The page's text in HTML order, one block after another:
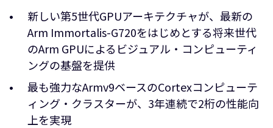
CB1 9NJ
Tel: + 44(1223) 400 400 [main reception]
Fax: + 44(1223) 400 410
全てのオフィスを見る
新しい第5世代GPUアーキテクチャが、最新の
Arm Immortalis-G720をはじめとする将来世代
のArm GPUによるビジュアル・コンピューティ
ングの基盤を提供
最も強力なArmv9ベースのCortexコンピューテ
ィング・クラスターが、3年連続で2桁の性能向
上を実現